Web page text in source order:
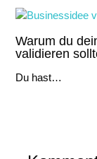
Warum du
validieren
Du hast…